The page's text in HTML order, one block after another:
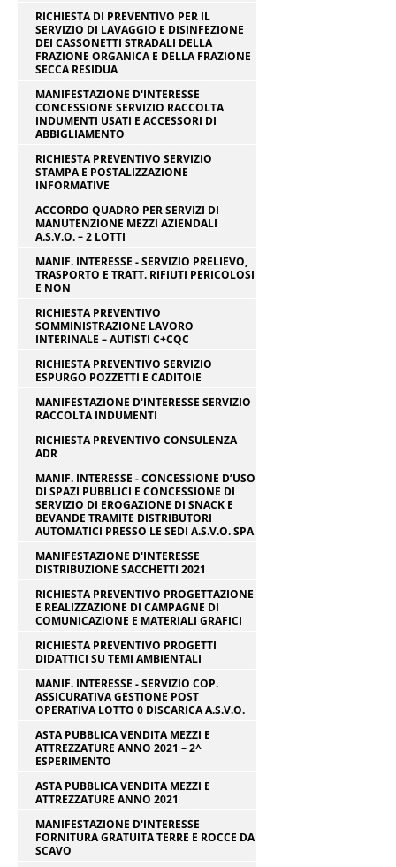
RICHIESTA DI PREVENTIVO PER IL
SERVIZIO DI LAVAGGIO E DISINFEZIONE
DEI CASSONETTI STRADALI DELLA
FRAZIONE ORGANICA E DELLA FRAZIONE
SECCA RESIDUA
MANIFESTAZIONE D'INTERESSE
CONCESSIONE SERVIZIO RACCOLTA
INDUMENTI USATI E ACCESSORI DI
ABBIGLIAMENTO
RICHIESTA PREVENTIVO SERVIZIO
STAMPA E POSTALIZZAZIONE
INFORMATIVE
ACCORDO QUADRO PER SERVIZI DI
MANUTENZIONE MEZZI AZIENDALI
A.S.V.O. – 2 LOTTI
MANIF. INTERESSE - SERVIZIO PRELIEVO,
TRASPORTO E TRATT. RIFIUTI PERICOLOSI
E NON
RICHIESTA PREVENTIVO
SOMMINISTRAZIONE LAVORO
INTERINALE – AUTISTI C+CQC
RICHIESTA PREVENTIVO SERVIZIO
ESPURGO POZZETTI E CADITOIE
MANIFESTAZIONE D'INTERESSE SERVIZIO
RACCOLTA INDUMENTI
RICHIESTA PREVENTIVO CONSULENZA
ADR
MANIF. INTERESSE - CONCESSIONE D’USO
DI SPAZI PUBBLICI E CONCESSIONE DI
SERVIZIO DI EROGAZIONE DI SNACK E
BEVANDE TRAMITE DISTRIBUTORI
AUTOMATICI PRESSO LE SEDI A.S.V.O. SPA
MANIFESTAZIONE D'INTERESSE
DISTRIBUZIONE SACCHETTI 2021
RICHIESTA PREVENTIVO PROGETTAZIONE
E REALIZZAZIONE DI CAMPAGNE DI
COMUNICAZIONE E MATERIALI GRAFICI
RICHIESTA PREVENTIVO PROGETTI
DIDATTICI SU TEMI AMBIENTALI
MANIF. INTERESSE - SERVIZIO COP.
ASSICURATIVA GESTIONE POST
OPERATIVA LOTTO 0 DISCARICA A.S.V.O.
ASTA PUBBLICA VENDITA MEZZI E
ATTREZZATURE ANNO 2021 – 2^
ESPERIMENTO
ASTA PUBBLICA VENDITA MEZZI E
ATTREZZATURE ANNO 2021
MANIFESTAZIONE D'INTERESSE
FORNITURA GRATUITA TERRE E ROCCE DA
SCAVO